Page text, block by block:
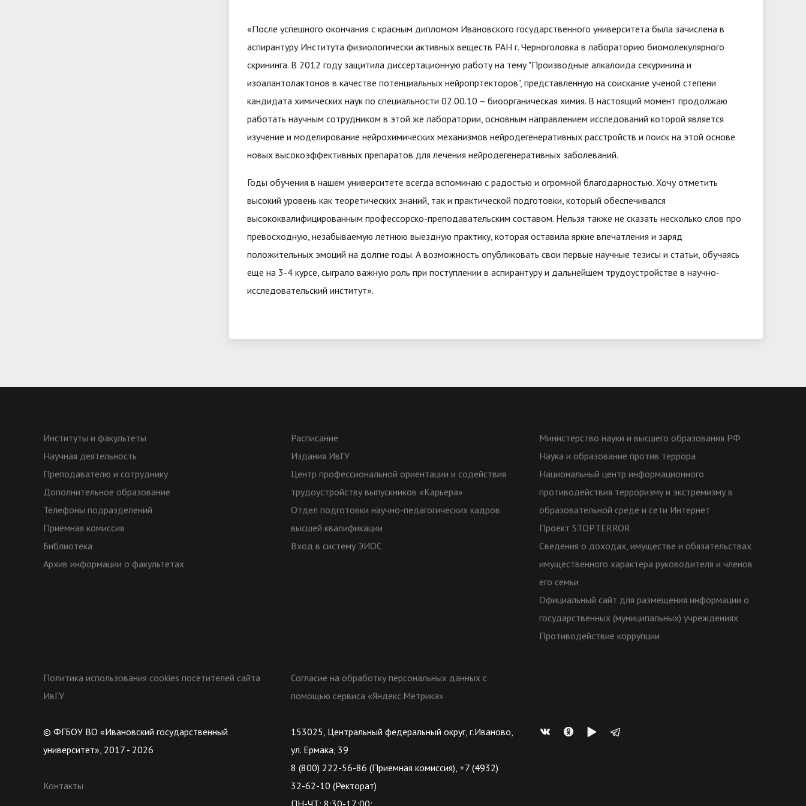
«После успешного окончания с красным дипломом Ивановского государственного университета была зачислена в
аспирантуру Института физиологически активных веществ РАН г. Черноголовка в лабораторию биомолекулярного
скрининга. В 2012 году защитила диссертационную работу на тему "Производные алкалоида секуринина и
изоалантолактонов в качестве потенциальных нейропртекторов", представленную на соискание ученой степени
кандидата химических наук по специальности 02.00.10 – биоорганическая химия. В настоящий момент продолжаю
работать научным сотрудником в этой же лаборатории, основным направлением исследований которой является
изучение и моделирование нейрохимических механизмов нейродегенеративных расстройств и поиск на этой основе
новых высокоэффективных препаратов для лечения нейродегенеративных заболеваний.
Годы обучения в нашем университете всегда вспоминаю с радостью и огромной благодарностью. Хочу отметить
высокий уровень как теоретических знаний, так и практической подготовки, который обеспечивался
высококвалифицированным профессорско-преподавательским составом. Нельзя также не сказать несколько слов про
превосходную, незабываемую летнюю выездную практику, которая оставила яркие впечатления и заряд
положительных эмоций на долгие годы. А возможность опубликовать свои первые научные тезисы и статьи, обучаясь
еще на 3-4 курсе, сыграло важную роль при поступлении в аспирантуру и дальнейшем трудоустройстве в научно-
исследовательский институт».
Институты и факультеты
Научная деятельность
Преподавателю и сотруднику
Дополнительное образование
Телефоны подразделений
Приёмная комиссия
Библиотека
Архив информации о факультетах
Расписание
Издания ИвГУ
Центр профессиональной ориентации и содействия
трудоустройству выпускников «Карьера»
Отдел подготовки научно-педагогических кадров
высшей квалификации
Вход в систему ЭИОС
Министерство науки и высшего образования РФ
Наука и образование против террора
Национальный центр информационного
противодействия терроризму и экстремизму в
образовательной среде и сети Интернет
Проект STOPTERROR
Сведения о доходах, имуществе и обязательствах
имущественного характера руководителя и членов
его семьи
Официальный сайт для размещения информации о
государственных (муниципальных) учреждениях
Противодействие коррупции
Политика использования cookies посетителей сайта
ИвГУ
Согласие на обработку персональных данных с
помощью сервиса «Яндекс.Метрика»
© ФГБОУ ВО «Ивановский государственный
университет», 2017 - 2026
Контакты
153025, Центральный федеральный округ, г.Иваново,
ул. Ермака, 39
8 (800) 222-56-86 (Приемная комиссия), +7 (4932)
32-62-10 (Ректорат)
ПН-ЧТ: 8:30-17:00;